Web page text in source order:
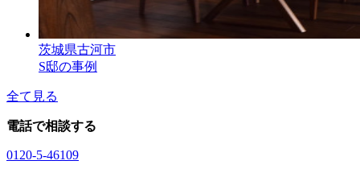
茨城県古河市
S邸の事例
全て見る
電話で相談する
0120-5-46109